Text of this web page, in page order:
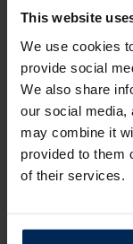
This website
We use cookies
provide social
We also share
our social media,
may combine it
provided to them
of their services.
heet ook wel
het verlaagt
op serieuze
werkdruk,
onveilige
Wat